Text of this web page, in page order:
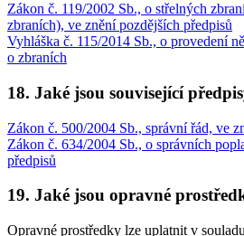
Zákon č. 119/2002 Sb., o střelných
zbraních), ve znění pozdějších předpisů
Vyhláška č. 115/2014 Sb., o provedení
o zbraních
18. Jaké jsou související
Zákon č. 500/2004 Sb., správní řád, ve
Zákon č. 634/2004 Sb., o správních
předpisů
19. Jaké jsou opravné
Opravné prostředky lze uplatnit v